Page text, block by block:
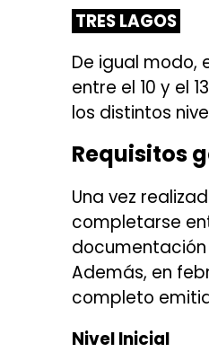
TRES LAGOS
De igual modo,
entre el 10 y el
los distintos
Requisitos
Una vez
completarse
Además, en
completo
Nivel Inicial